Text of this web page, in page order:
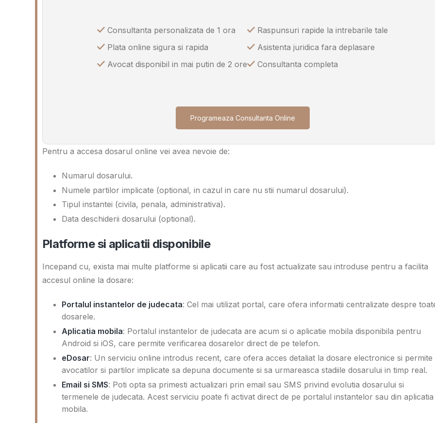
Consultanta personalizata de 1 ora
Plata online sigura si rapida
Avocat disponibil in mai putin de 2 ore
Raspunsuri rapide la intrebarile tale
Asistenta juridica fara deplasare
Consultanta completa
Programeaza Consultanta Online
Pentru a accesa dosarul online vei avea nevoie de:
Numarul dosarului.
Numele partilor implicate (optional, in cazul in care nu stii numarul dosarului).
Tipul instantei (civila, penala, administrativa).
Data deschiderii dosarului (optional).
Platforme si aplicatii disponibile
Incepand cu, exista mai multe platforme si aplicatii care au fost actualizate sau introduse pentru a facilita
accesul online la dosare:
Portalul instantelor de judecata: Cel mai utilizat portal, care ofera informatii centralizate despre
dosarele.
Aplicatia mobila: Portalul instantelor de judecata are acum si o aplicatie mobila disponibila pentru
Android si iOS, care permite verificarea dosarelor direct de pe telefon.
eDosar: Un serviciu online introdus recent, care ofera acces detaliat la dosare electronice si permite
avocatilor si partilor implicate sa depuna documente si sa urmareasca stadiile dosarului in timp real.
Email si SMS: Poti opta sa primesti actualizari prin email sau SMS privind evolutia dosarului si
termenele de judecata. Acest serviciu poate fi activat direct de pe portalul instantelor sau din aplicatia
mobila.